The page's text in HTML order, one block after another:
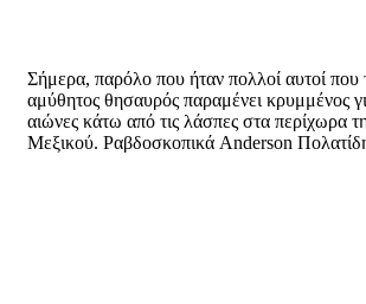
Σήμερα, παρόλο που ήταν πολλοί αυτοί που
αμύθητος θησαυρός παραμένει κρυμμένος
αιώνες κάτω από τις λάσπες στα περίχωρα
Μεξικού. Ραβδοσκοπικά Anderson